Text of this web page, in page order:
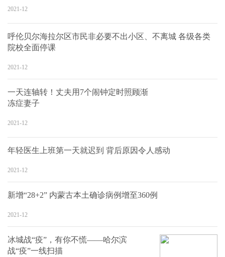
2021-12
呼伦贝尔海拉尔区市民非必要不出小区、不离城 各级各类
院校全面停课
2021-12
一天连轴转！丈夫用7个闹钟定时照顾渐
冻症妻子
2021-12
年轻医生上班第一天就迟到 背后原因令人感动
2021-12
新增“28+2” 内蒙古本土确诊病例增至360例
2021-12
冰城战“疫”，有你不慌——哈尔滨
战“疫”一线扫描